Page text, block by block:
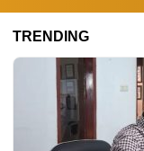
TRENDING